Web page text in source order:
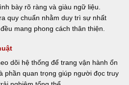
bày rõ ràng và giàu ngữ liệu.
quy chuẩn nhằm duy trì sự nhất
mang phong cách thân thiện.
dõi hệ thống để trang vận hành ổn
phần quan trọng giúp người đọc truy